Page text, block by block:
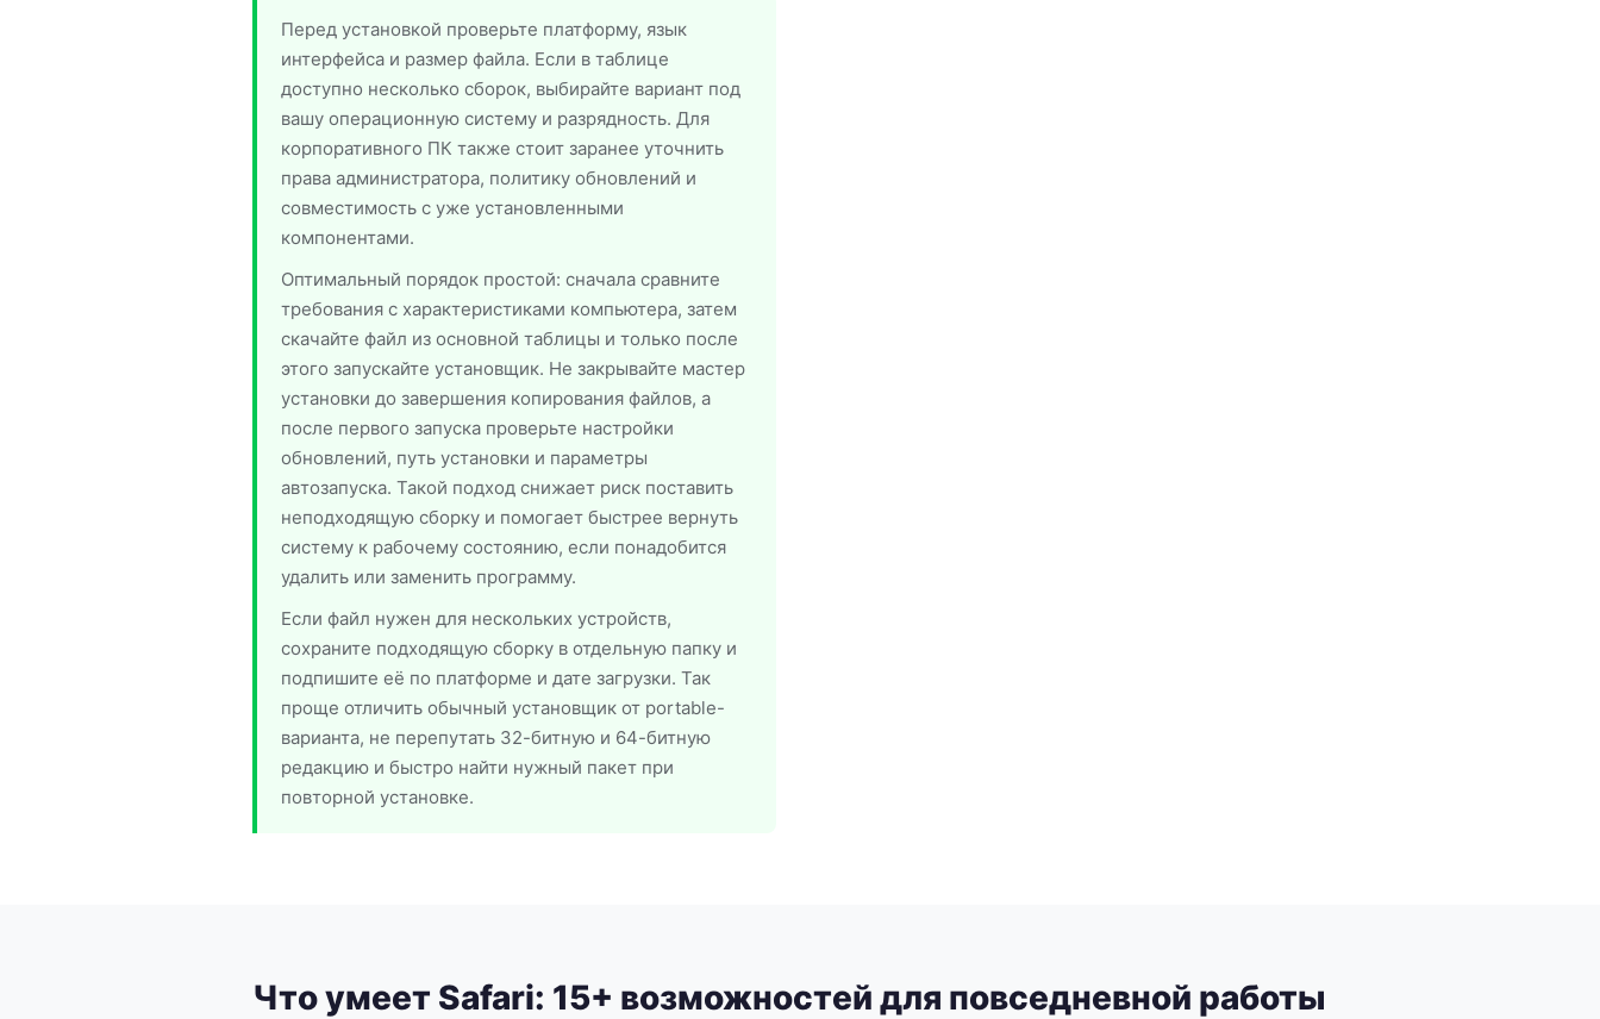
Перед установкой проверьте платформу, язык
интерфейса и размер файла. Если в таблице
доступно несколько сборок, выбирайте вариант под
вашу операционную систему и разрядность. Для
корпоративного ПК также стоит заранее уточнить
права администратора, политику обновлений и
совместимость с уже установленными
компонентами.
Оптимальный порядок простой: сначала сравните
требования с характеристиками компьютера, затем
скачайте файл из основной таблицы и только после
этого запускайте установщик. Не закрывайте мастер
установки до завершения копирования файлов, а
после первого запуска проверьте настройки
обновлений, путь установки и параметры
автозапуска. Такой подход снижает риск поставить
неподходящую сборку и помогает быстрее вернуть
систему к рабочему состоянию, если понадобится
удалить или заменить программу.
Если файл нужен для нескольких устройств,
сохраните подходящую сборку в отдельную папку и
подпишите её по платформе и дате загрузки. Так
проще отличить обычный установщик от portable-
варианта, не перепутать 32-битную и 64-битную
редакцию и быстро найти нужный пакет при
повторной установке.
Что умеет Safari: 15+ возможностей для повседневной работы